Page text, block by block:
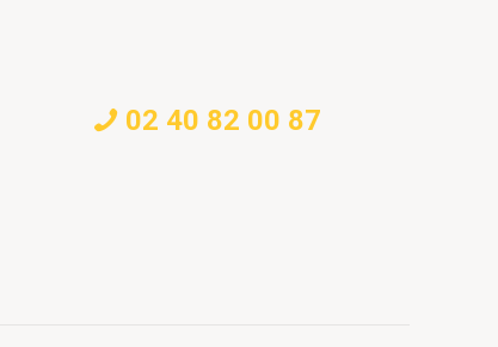
02 40 82 00 87